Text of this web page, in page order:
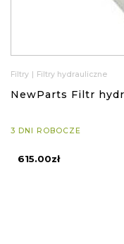
Filtry Filtry hydrauliczne
NewParts Filtr
3 DNI ROBOCZE
615.00zł